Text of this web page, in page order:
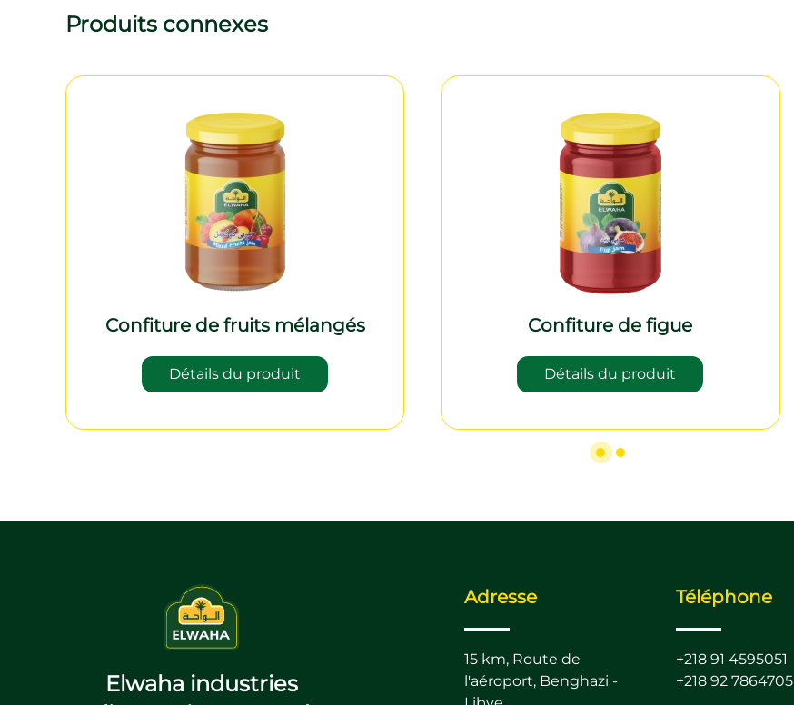
Produits connexes
Confiture de fruits mélangés
Détails du produit
Confiture de figue
Détails du produit
Elwaha industries
Adresse
15 km, Route de
l'aéroport, Benghazi -
Téléphone
+218 91 4595051
+218 92 7864705